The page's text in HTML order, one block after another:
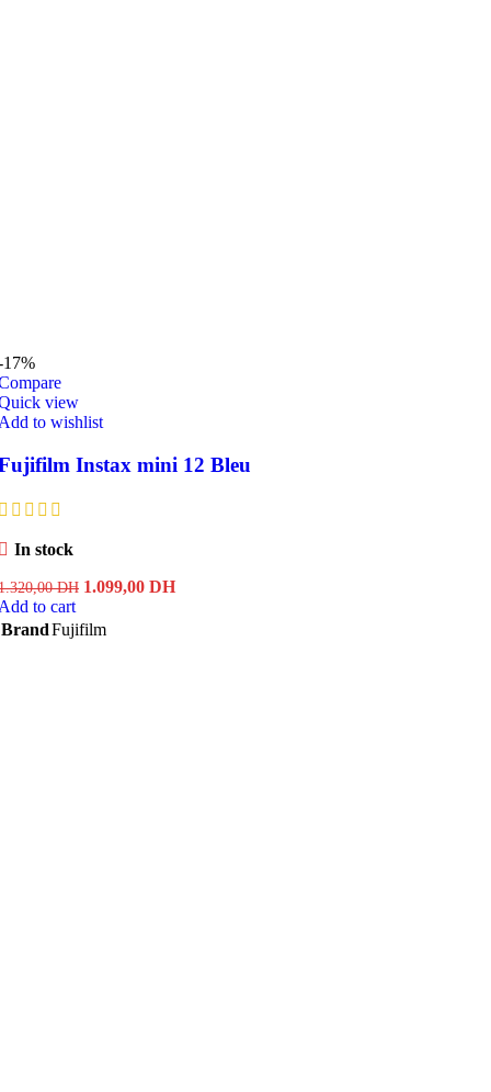
17%
view
to wishlist
Instax mini 12 Bleu
In stock
DH Original
was:
1.099,00 DHCurrent
to cart
BrandFujifilm